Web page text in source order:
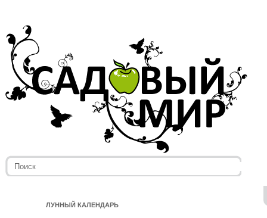
ЛУННЫЙ КАЛЕНДАРЬ